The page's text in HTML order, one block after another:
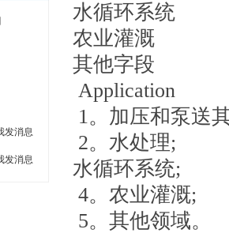
水循环系统
农业灌溉
其他字段
Application
1。加压和泵送
2。水处理;
水循环系统;
4。农业灌溉;
5。其他领域。